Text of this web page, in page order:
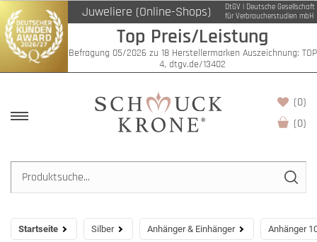
Juweliere (Online-Shops)
DtGV | Deutsche Gesellschaft
für Verbraucherstudien mbH
Top Preis/Leistung
Befragung 05/2026 zu 18 Herstellermarken Auszeichnung: TOP
4, dtgv.de/13402
(0)
(0)
Startseite Silber Anhänger & Einhänger Anhänger